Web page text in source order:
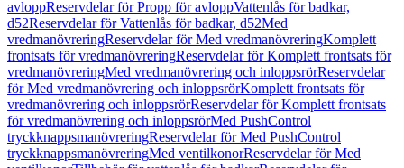
avloppReservdelar för Propp för avloppVattenlås för badkar,
d52Reservdelar för Vattenlås för badkar, d52Med
vredmanövreringReservdelar för Med vredmanövreringKomplett
frontsats för vredmanövreringReservdelar för Komplett frontsats för
vredmanövreringMed vredmanövrering och inloppsrörReservdelar
för Med vredmanövrering och inloppsrörKomplett frontsats för
vredmanövrering och inloppsrörReservdelar för Komplett frontsats
för vredmanövrering och inloppsrörMed PushControl
tryckknappsmanövreringReservdelar för Med PushControl
tryckknappsmanövreringMed ventilkonorReservdelar för Med